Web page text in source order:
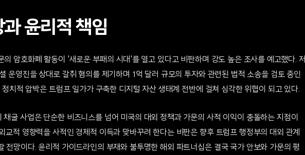
윤리적 책임
의 암호화폐 활동이 '새로운 부패의 시대'를 열고 있다고 비판하며 강도 높은 조사를 예고했다. 저
운영진을 상대로 갈취 혐의를 제기하며 1억 달러 규모의 투자와 관련된 법적 소송을 검토 중인
치적 압박은 트럼프 일가가 구축한 디지털 자산 생태계 전반에 걸쳐 심각한 위협이 되고 있다.
채굴 사업은 단순한 비즈니스를 넘어 미국의 대외 정책과 가문의 사적 이익이 충돌하는 지점이
교적 영향력을 사적인 경제적 이득과 맞바꾸려 한다는 비판은 향후 트럼프 행정부의 대외 관계
전망이다. 윤리적 가이드라인의 부재와 불투명한 해외 파트너십은 결국 국가 안보와 가문의 평